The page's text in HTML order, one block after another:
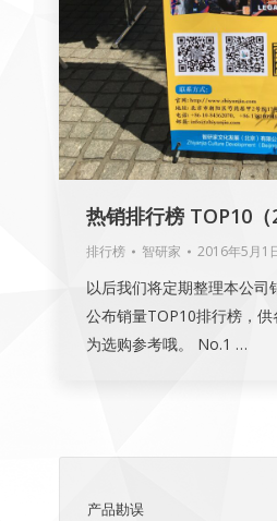
热销排行榜 TOP10（
排行榜 智研家 2016年5月1
以后我们将定期整理本公司
公布销量TOP10排行榜，
为选购参考哦。 No.1 …
产品勘误